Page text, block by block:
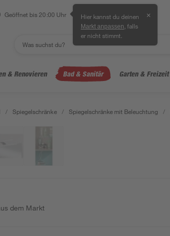
Geöffnet bis 20:00 Uhr Hier kannst du deinen
Markt anpassen , falls
er nicht stimmt.
✕
& Renovieren Bad & Sanitär Garten & Freizeit
/ Spiegelschränke / Spiegelschränke mit Beleuchtung /
dem Markt